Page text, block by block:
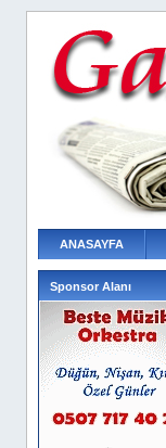
ANASAYFA
Sponsor Alanı